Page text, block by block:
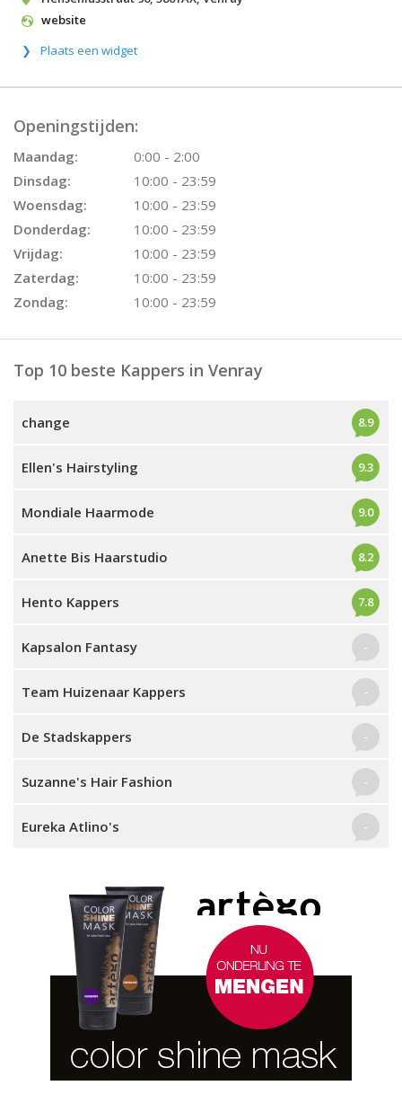
website
Plaats een widget
Openingstijden:
Maandag:
0:00 - 2:00
Dinsdag:
10:00 - 23:59
Woensdag:
10:00 - 23:59
Donderdag:
10:00 - 23:59
Vrijdag:
10:00 - 23:59
Zaterdag:
10:00 - 23:59
Zondag:
10:00 - 23:59
Top 10 beste Kappers in Venray
change 8.9
Ellen's Hairstyling 9.3
Mondiale Haarmode 9.0
Anette Bis Haarstudio 8.2
Hento Kappers 7.8
Kapsalon Fantasy -
Team Huizenaar Kappers -
De Stadskappers -
Suzanne's Hair Fashion -
Eureka Atlino's -